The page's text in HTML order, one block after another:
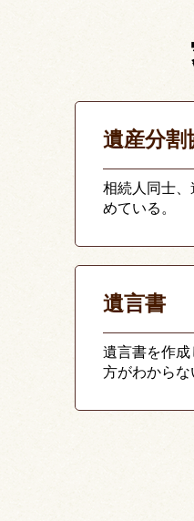
遺産分割
相続人同士、
めている。
遺言書
遺言書を作成
方がわからな